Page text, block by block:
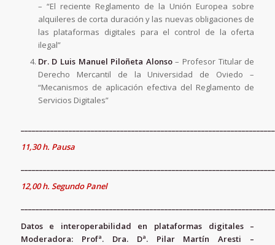
– “El reciente Reglamento de la Unión Europea sobre
alquileres de corta duración y las nuevas obligaciones de
las plataformas digitales para el control de la oferta
ilegal”
Dr. D Luis Manuel Piloñeta Alonso– Profesor Titular de
Derecho Mercantil de la Universidad de Oviedo –
“Mecanismos de aplicación efectiva del Reglamento de
Servicios Digitales”
11,30 h. Pausa
12,00 h. Segundo Panel
Datos e interoperabilidad en plataformas digitales –
Moderadora: Profª. Dra. Dª.
Pilar Martín Aresti –